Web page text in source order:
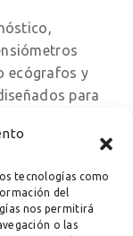
tecnologías como
del
nos permitirá
o las
ecógrafos y
para
un tratamiento